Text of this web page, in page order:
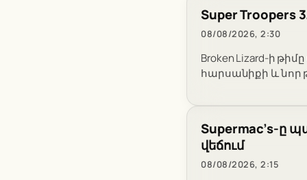
Super Troopers
08/08/2026, 2:30
Broken Lizard-ի
հարսանիքի և նոր
Supermac’s-ը
վեճում
08/08/2026, 2:15